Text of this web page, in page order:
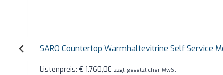
SARO Countertop Warmhaltevitrine Self Service
Listenpreis:€1.760,00 zzgl. gesetzlicher MwSt.